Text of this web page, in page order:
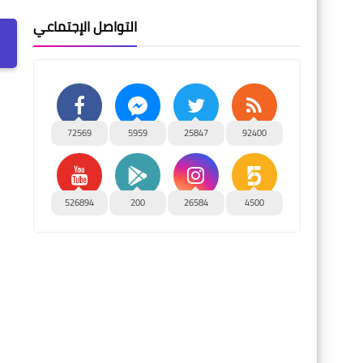
التواصل الإجتماعي
72569 5959 25847 92400
526894 200 26584 4500